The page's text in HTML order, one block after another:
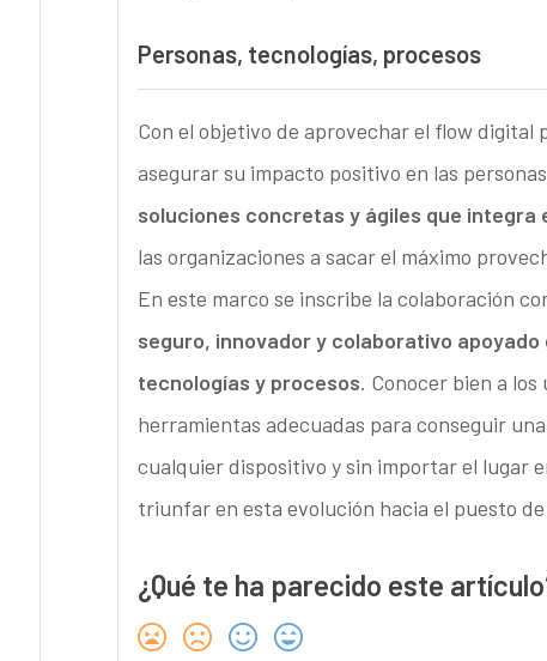
Personas, tecnologías, procesos
Con el objetivo de aprovechar el flow digital
asegurar su impacto positivo en las
soluciones concretas y ágiles que
las organizaciones a sacar el máximo
En este marco se inscribe la colaboración
seguro, innovador y colaborativo
tecnologías y procesos. Conocer bien a
herramientas adecuadas para conseguir
cualquier dispositivo y sin importar el lugar
triunfar en esta evolución hacia el puesto
¿Qué te ha parecido este